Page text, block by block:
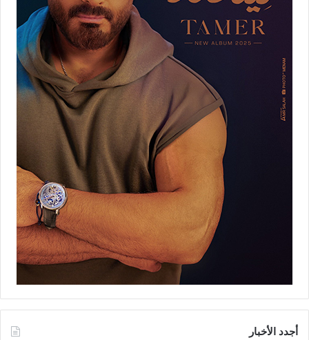
أجدد الأخبار